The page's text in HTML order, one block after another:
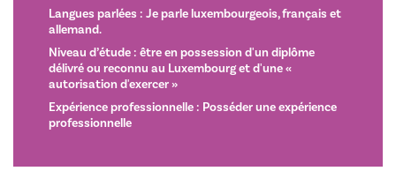
Langues parlées : Je parle luxembourgeois, français et
allemand.
Niveau d’étude : être en possession d'un diplôme
délivré ou reconnu au Luxembourg et d'une «
autorisation d'exercer »
Expérience professionnelle : Posséder une expérience
professionnelle